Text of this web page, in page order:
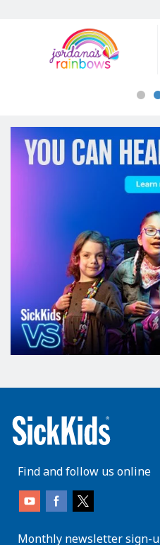
Sponsors
Find and follow us online
Monthly newsletter sign-